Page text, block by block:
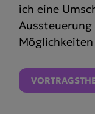
ich eine